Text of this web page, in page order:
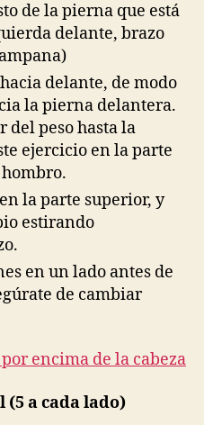
de la pierna que está
delante, brazo
delante, de modo
la pierna delantera.
del peso hasta la
ejercicio en la parte
la parte superior, y
estirando
en un lado antes de
de cambiar
encima de la cabeza
(5 a cada lado)